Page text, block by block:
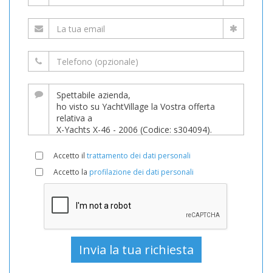
Accetto il trattamento dei dati personali
Accetto la profilazione dei dati personali